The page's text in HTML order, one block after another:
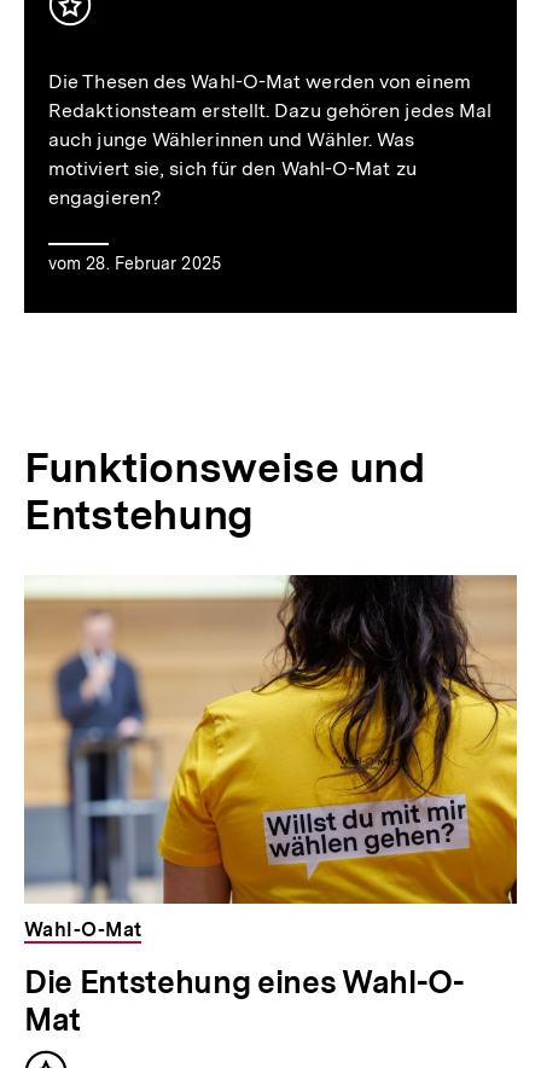
von
engagierst
beim
Wahl-
O-
Mat?'
in
Inhalt
Die Thesen des Wahl-O-Mat werden von einem
Redaktionsteam erstellt. Dazu gehören jedes Mal
auch junge Wählerinnen und Wähler. Was
motiviert sie, sich für den Wahl-O-Mat zu
engagieren?
vom 28. Februar 2025
Funktionsweise und
Entstehung
Wahl-O-Mat
Die Entstehung eines Wahl-O-
Mat